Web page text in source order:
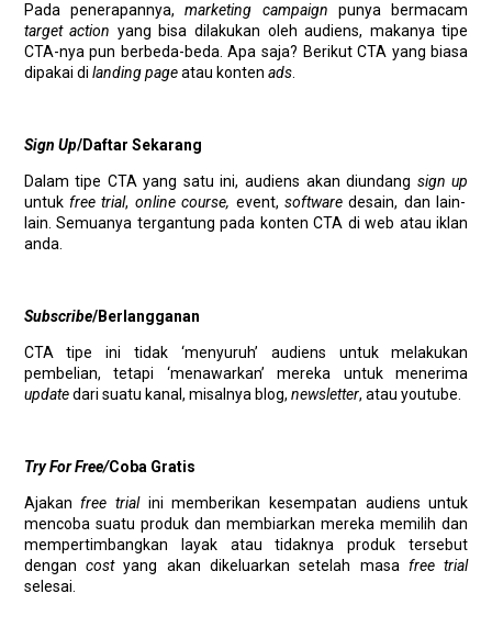
Pada penerapannya,marketing campaign punya bermacam
target action yang bisa dilakukan oleh audiens, makanya tipe
CTA-nya pun berbeda-beda.Apa saja? Berikut CTA yang biasa
dipakai di landing pageatau konten ads.
Sign Up/Daftar Sekarang
Dalam tipe CTA yang satu ini, audiens akan diundang sign up
untuk free trial, online course, event, softwaredesain, dan lain-
lain. Semuanya tergantung pada konten CTA di web atau iklan
anda.
Subscribe/Berlangganan
CTA tipe ini tidak ‘menyuruh’ audiens untuk melakukan
pembelian, tetapi ‘menawarkan’ mereka untuk menerima
updatedari suatu kanal, misalnya blog, newsletter, atau youtube.
Try For Free/Coba Gratis
Ajakanfree trialini memberikan kesempatan audiens untuk
mencoba suatu produk dan membiarkan mereka memilih dan
mempertimbangkan layak atau tidaknya produk tersebut
dengan costyang akan dikeluarkan setelah masafree trial
selesai.